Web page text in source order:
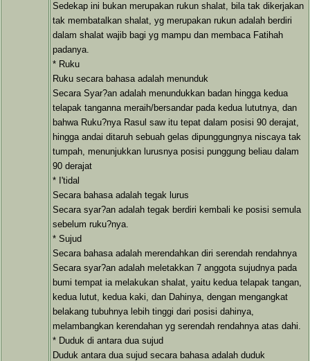
Sedekap ini bukan merupakan rukun shalat, bila tak dikerjakan
tak membatalkan shalat, yg merupakan rukun adalah berdiri
dalam shalat wajib bagi yg mampu dan membaca Fatihah
padanya.
* Ruku
Ruku secara bahasa adalah menunduk
Secara Syar?an adalah menundukkan badan hingga kedua
telapak tanganna meraih/bersandar pada kedua lututnya, dan
bahwa Ruku?nya Rasul saw itu tepat dalam posisi 90 derajat,
hingga andai ditaruh sebuah gelas dipunggungnya niscaya tak
tumpah, menunjukkan lurusnya posisi punggung beliau dalam
90 derajat
* I'tidal
Secara bahasa adalah tegak lurus
Secara syar?an adalah tegak berdiri kembali ke posisi semula
sebelum ruku?nya.
* Sujud
Secara bahasa adalah merendahkan diri serendah rendahnya
Secara syar?an adalah meletakkan 7 anggota sujudnya pada
bumi tempat ia melakukan shalat, yaitu kedua telapak tangan,
kedua lutut, kedua kaki, dan Dahinya, dengan mengangkat
belakang tubuhnya lebih tinggi dari posisi dahinya,
melambangkan kerendahan yg serendah rendahnya atas dahi.
* Duduk di antara dua sujud
Duduk antara dua sujud secara bahasa adalah duduk